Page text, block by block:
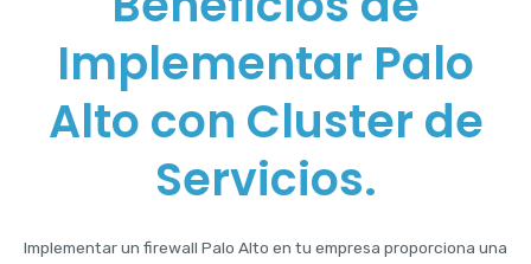
Implementar Palo
Alto con Cluster de
Servicios.
Implementar un firewall Palo Alto en tu empresa proporciona una